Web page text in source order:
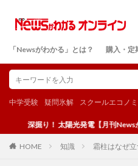
「Newsがわかる」とは？ 購入・定
中学受験 疑問氷解 スクールエコノ
掘り！ 太陽光発電【月刊Newsがわかる
HOME 知識 霜柱はなぜ立
検